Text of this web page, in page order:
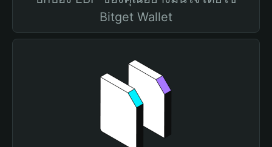
Bitget Wallet